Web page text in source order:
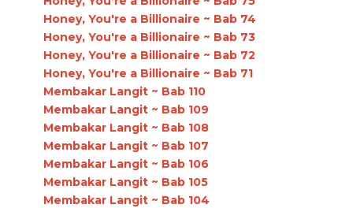
Honey, You're a Billionaire ~ Bab 74
Honey, You're a Billionaire ~ Bab 73
Honey, You're a Billionaire ~ Bab 72
Honey, You're a Billionaire ~ Bab 71
Membakar Langit ~ Bab 110
Membakar Langit ~ Bab 109
Membakar Langit ~ Bab 108
Membakar Langit ~ Bab 107
Membakar Langit ~ Bab 106
Membakar Langit ~ Bab 105
Membakar Langit ~ Bab 104